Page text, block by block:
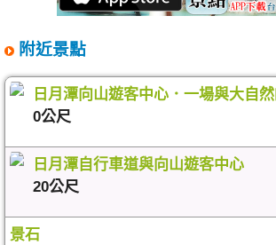
附近景點
日月潭向山遊客中心．一場與大自
0公尺
日月潭自行車道與向山遊客中心
20公尺
景石